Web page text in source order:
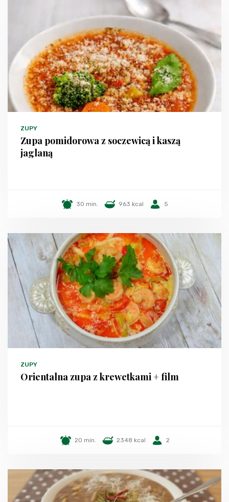
ZUPY
Zupa pomidorowa z soczewicą i kaszą
jaglaną
30 min. 963 kcal 5
ZUPY
Orientalna zupa z krewetkami + film
20 min. 2348 kcal 2